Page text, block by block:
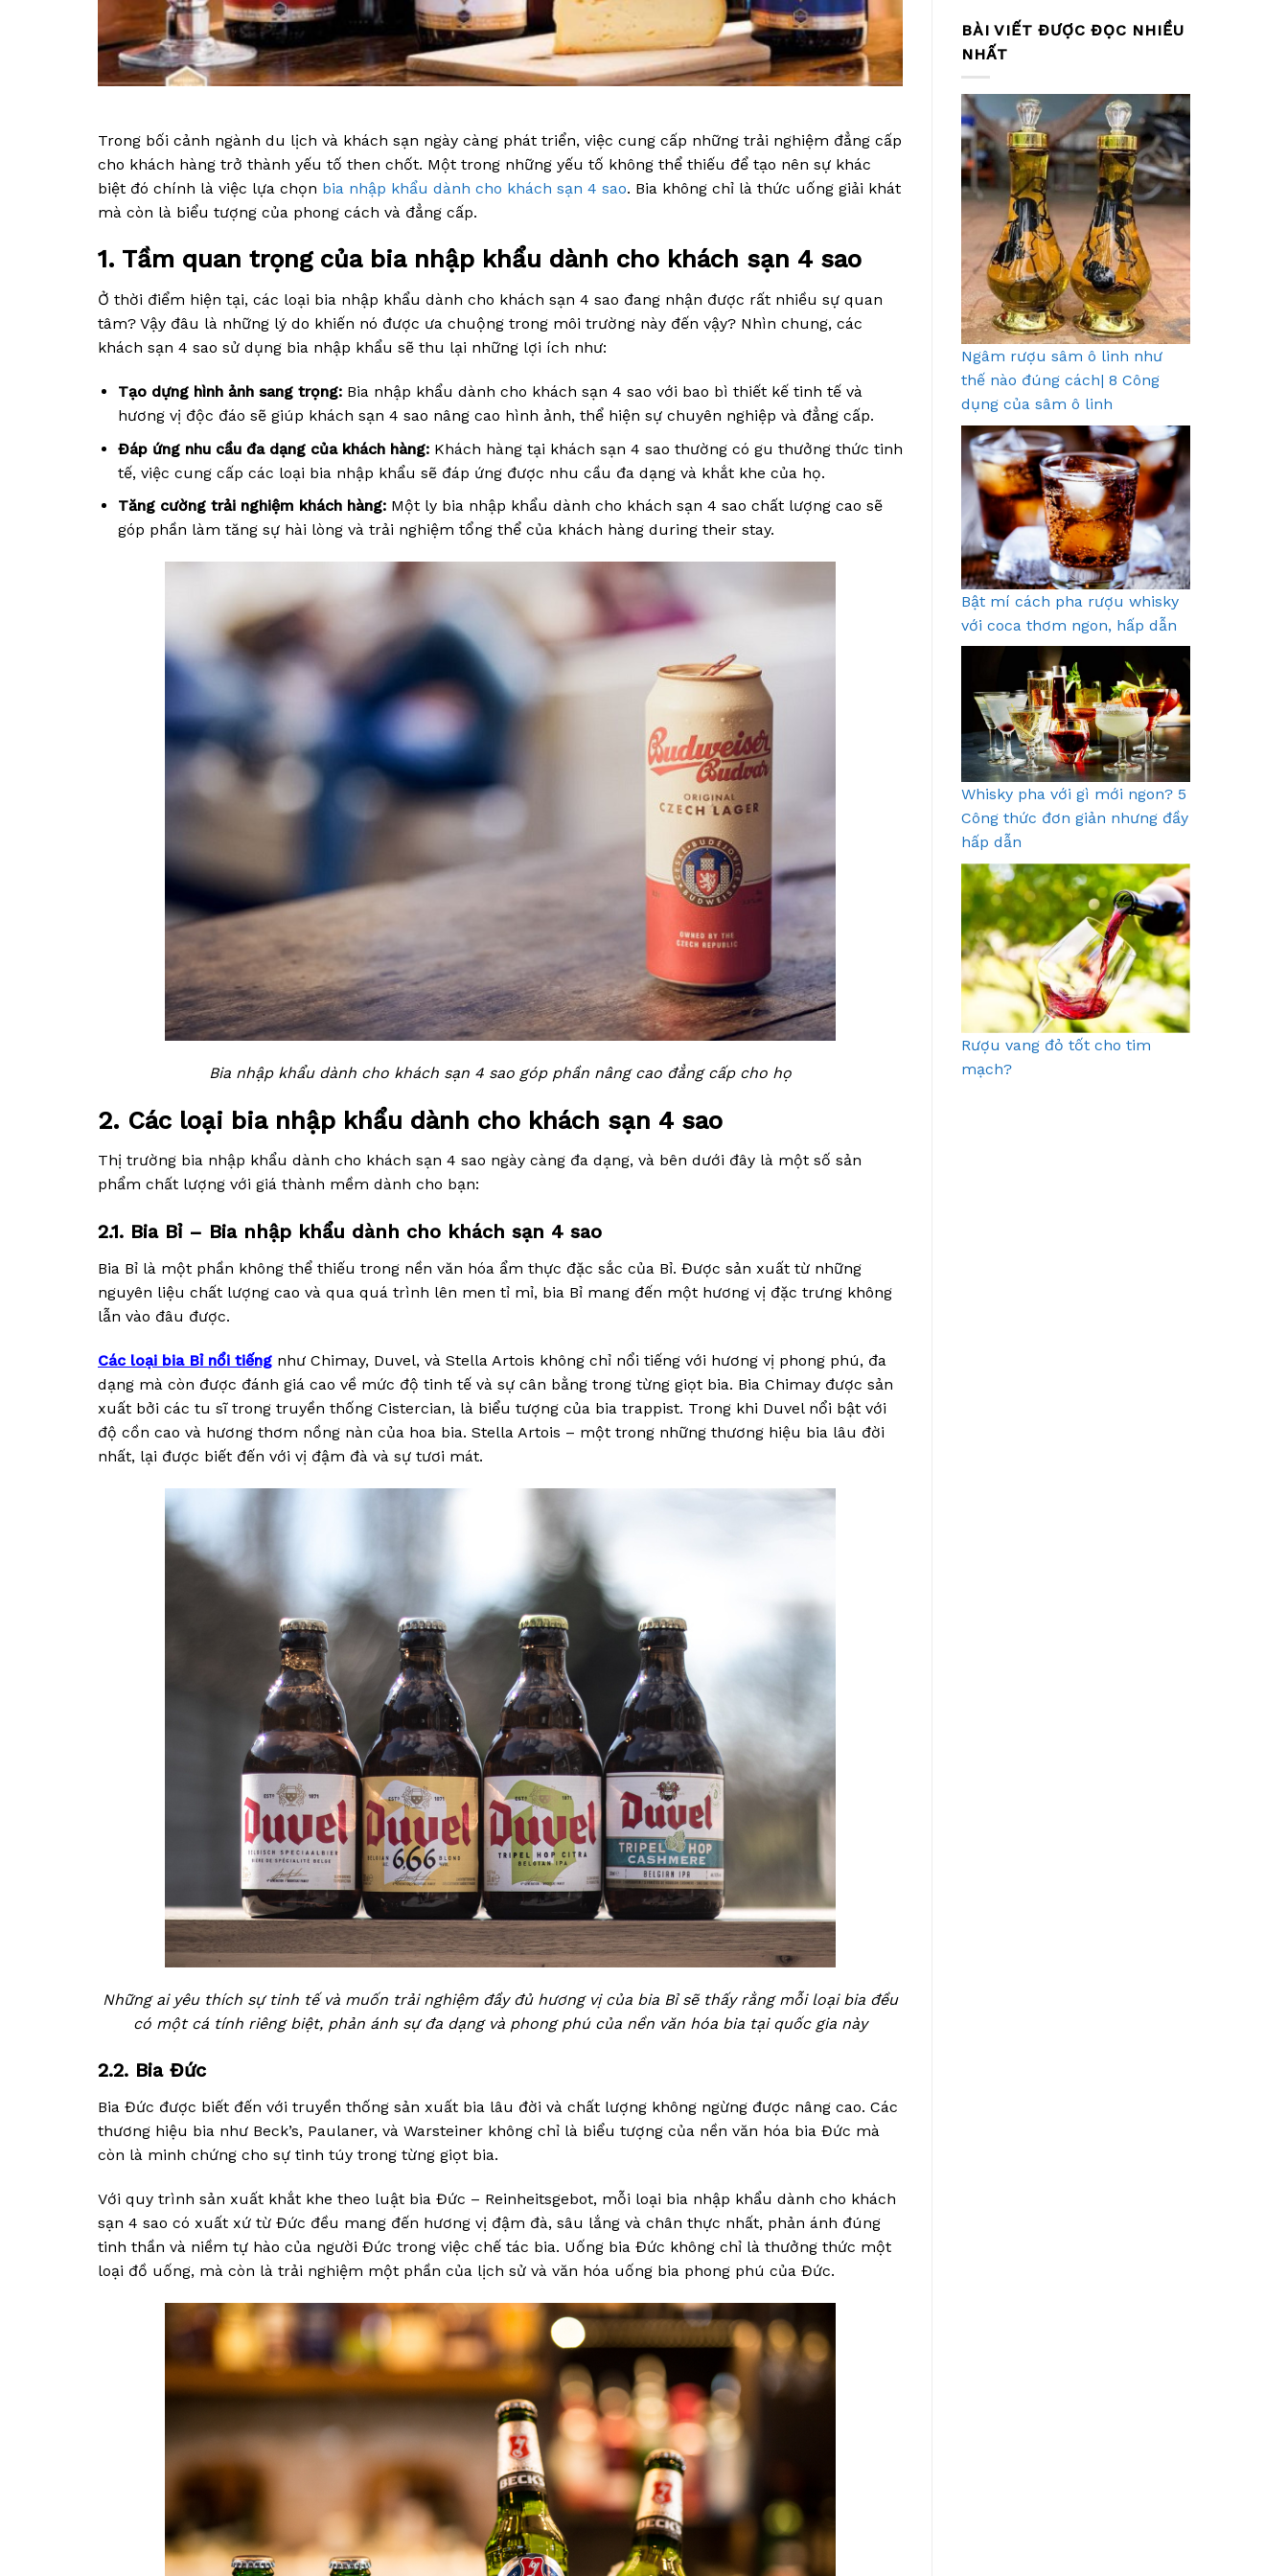
Trong bối cảnh ngành du lịch và khách sạn ngày càng phát triển, việc cung cấp những trải nghiệm đẳng cấp
cho khách hàng trở thành yếu tố then chốt. Một trong những yếu tố không thể thiếu để tạo nên sự khác
biệt đó chính là việc lựa chọn bia nhập khẩu dành cho khách sạn 4 sao. Bia không chỉ là thức uống giải khát
mà còn là biểu tượng của phong cách và đẳng cấp.
1. Tầm quan trọng của bia nhập khẩu dành cho khách sạn 4 sao
Ở thời điểm hiện tại, các loại bia nhập khẩu dành cho khách sạn 4 sao đang nhận được rất nhiều sự quan
tâm? Vậy đâu là những lý do khiến nó được ưa chuộng trong môi trường này đến vậy? Nhìn chung, các
khách sạn 4 sao sử dụng bia nhập khẩu sẽ thu lại những lợi ích như:
Tạo dựng hình ảnh sang trọng:Bia nhập khẩu dành cho khách sạn 4 sao với bao bì thiết kế tinh tế và
hương vị độc đáo sẽ giúp khách sạn 4 sao nâng cao hình ảnh, thể hiện sự chuyên nghiệp và đẳng cấp.
Đáp ứng nhu cầu đa dạng của khách hàng:Khách hàng tại khách sạn 4 sao thường có gu thưởng thức tinh
tế, việc cung cấp các loại bia nhập khẩu sẽ đáp ứng được nhu cầu đa dạng và khắt khe của họ.
Tăng cường trải nghiệm khách hàng:Một ly bia nhập khẩu dành cho khách sạn 4 sao chất lượng cao sẽ
góp phần làm tăng sự hài lòng và trải nghiệm tổng thể của khách hàng during their stay.
Bia nhập khẩu dành cho khách sạn 4 sao góp phần nâng cao đẳng cấp cho họ
2. Các loại bia nhập khẩu dành cho khách sạn 4 sao
Thị trường bia nhập khẩu dành cho khách sạn 4 sao ngày càng đa dạng, và bên dưới đây là một số sản
phẩm chất lượng với giá thành mềm dành cho bạn:
2.1. Bia Bỉ – Bia nhập khẩu dành cho khách sạn 4 sao
Bia Bỉ là một phần không thể thiếu trong nền văn hóa ẩm thực đặc sắc của Bỉ. Được sản xuất từ những
nguyên liệu chất lượng cao và qua quá trình lên men tỉ mỉ, bia Bỉ mang đến một hương vị đặc trưng không
lẫn vào đâu được.
Các loại bia Bỉ nổi tiếng như Chimay, Duvel, và Stella Artois không chỉ nổi tiếng với hương vị phong phú, đa
dạng mà còn được đánh giá cao về mức độ tinh tế và sự cân bằng trong từng giọt bia. Bia Chimay được sản
xuất bởi các tu sĩ trong truyền thống Cistercian, là biểu tượng của bia trappist. Trong khi Duvel nổi bật với
độ cồn cao và hương thơm nồng nàn của hoa bia. Stella Artois – một trong những thương hiệu bia lâu đời
nhất, lại được biết đến với vị đậm đà và sự tươi mát.
Những ai yêu thích sự tinh tế và muốn trải nghiệm đầy đủ hương vị của bia Bỉ sẽ thấy rằng mỗi loại bia đều
có một cá tính riêng biệt, phản ánh sự đa dạng và phong phú của nền văn hóa bia tại quốc gia này
2.2. Bia Đức
Bia Đức được biết đến với truyền thống sản xuất bia lâu đời và chất lượng không ngừng được nâng cao. Các
thương hiệu bia như Beck’s, Paulaner, và Warsteiner không chỉ là biểu tượng của nền văn hóa bia Đức mà
còn là minh chứng cho sự tinh túy trong từng giọt bia.
Với quy trình sản xuất khắt khe theo luật bia Đức – Reinheitsgebot, mỗi loại bia nhập khẩu dành cho khách
sạn 4 sao có xuất xứ từ Đức đều mang đến hương vị đậm đà, sâu lắng và chân thực nhất, phản ánh đúng
tinh thần và niềm tự hào của người Đức trong việc chế tác bia. Uống bia Đức không chỉ là thưởng thức một
loại đồ uống, mà còn là trải nghiệm một phần của lịch sử và văn hóa uống bia phong phú của Đức.
BÀI VIẾT ĐƯỢC ĐỌC NHIỀU
NHẤT
Ngâm rượu sâm ô linh như
thế nào đúng cách| 8 Công
dụng của sâm ô linh
Bật mí cách pha rượu whisky
với coca thơm ngon, hấp dẫn
Whisky pha với gì mới ngon? 5
Công thức đơn giản nhưng đầy
hấp dẫn
Rượu vang đỏ tốt cho tim
mạch?